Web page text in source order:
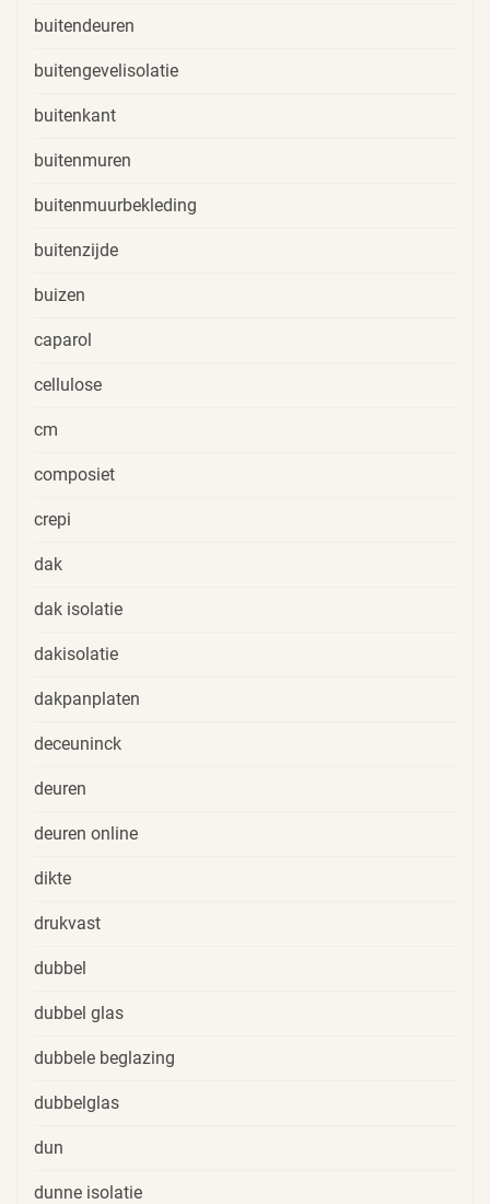
buitendeuren
buitengevelisolatie
buitenkant
buitenmuren
buitenmuurbekleding
buitenzijde
buizen
caparol
cellulose
cm
composiet
crepi
dak
dak isolatie
dakisolatie
dakpanplaten
deceuninck
deuren
deuren online
dikte
drukvast
dubbel
dubbel glas
dubbele beglazing
dubbelglas
dun
dunne isolatie